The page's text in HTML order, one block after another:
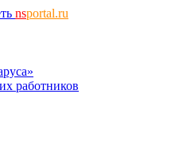
nsportal.ru
работников